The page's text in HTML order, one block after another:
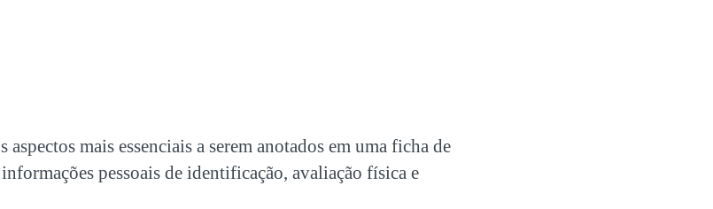
mais essenciais a serem anotados em uma ficha de
pessoais de identificação, avaliação física e